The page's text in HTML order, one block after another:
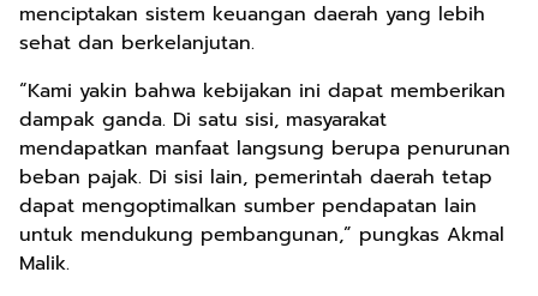
menciptakan sistem keuangan daerah yang lebih
sehat dan berkelanjutan.
“Kami yakin bahwa kebijakan ini dapat memberikan
dampak ganda. Di satu sisi, masyarakat
mendapatkan manfaat langsung berupa penurunan
beban pajak. Di sisi lain, pemerintah daerah tetap
dapat mengoptimalkan sumber pendapatan lain
untuk mendukung pembangunan,” pungkas Akmal
Malik.